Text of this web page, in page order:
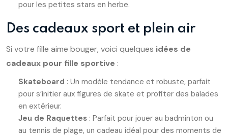
pour les petites stars en herbe.
Des cadeaux sport et plein air
Si votre fille aime bouger, voici quelques idées de
cadeaux pour fille sportive :
Skateboard : Un modèle tendance et robuste, parfait
pour s’initier aux figures de skate et profiter des balades
en extérieur.
Jeu de Raquettes : Parfait pour jouer au badminton ou
au tennis de plage, un cadeau idéal pour des moments de